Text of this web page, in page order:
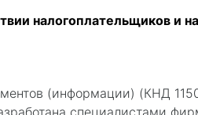
налогоплательщиков и
(информации) (КНД
специалистами